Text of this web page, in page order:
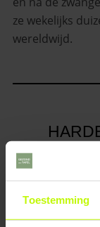
Toestemming
ze wekelijks
wereldwijd.